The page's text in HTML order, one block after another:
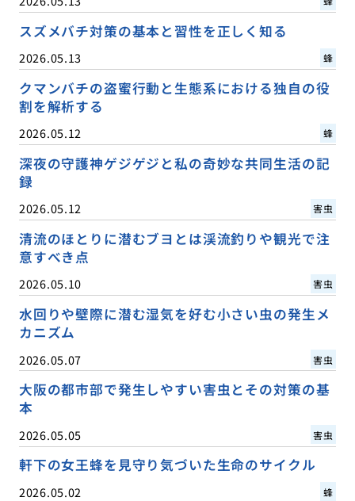
スズメバチ対策の基本と習性を正しく知る
2026.05.13 蜂
クマンバチの盗蜜行動と生態系における独自の役
割を解析する
2026.05.12 蜂
深夜の守護神ゲジゲジと私の奇妙な共同生活の記
録
2026.05.12 害虫
清流のほとりに潜むブヨとは渓流釣りや観光で注
意すべき点
2026.05.10 害虫
水回りや壁際に潜む湿気を好む小さい虫の発生メ
カニズム
2026.05.07 害虫
大阪の都市部で発生しやすい害虫とその対策の基
本
2026.05.05 害虫
軒下の女王蜂を見守り気づいた生命のサイクル
2026.05.02 蜂